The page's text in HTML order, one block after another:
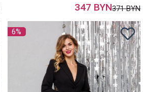
347 BYN371 BYN
6%